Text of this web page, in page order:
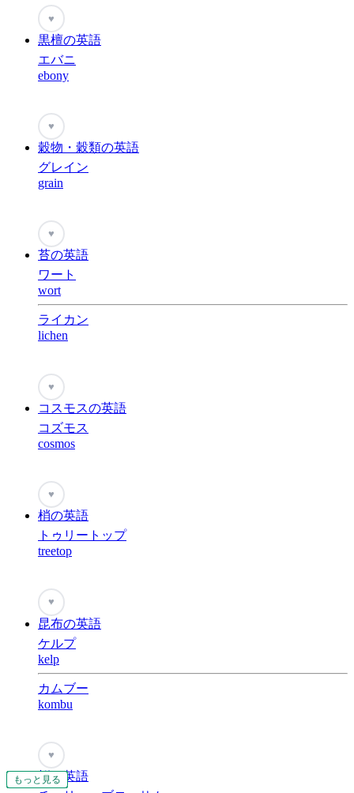
もっと見る
もっと見る
もっと見る
もっと見る
もっと見る
もっと見る
もっと見る
もっと見る
もっと見る
もっと見る
もっと見る
もっと見る
もっと見る
もっと見る
もっと見る
もっと見る
もっと見る
もっと見る
もっと見る
もっと見る
もっと見る
もっと見る
もっと見る
もっと見る
もっと見る
もっと見る
もっと見る
もっと見る
もっと見る
もっと見る
もっと見る
♥
黒檀の英語
エバニ
ebony
もっと見る
♥
穀物・穀類の英語
グレイン
grain
♥
苔の英語
ワート
wort
ライカン
lichen
もっと見る
♥
コスモスの英語
コズモス
cosmos
♥
梢の英語
トゥリートップ
treetop
もっと見る
♥
昆布の英語
ケルプ
kelp
カムブー
kombu
もっと見る
♥
桜の英語
もっと見る
もっと見る
もっと見る
もっと見る
もっと見る
もっと見る
もっと見る
もっと見る
もっと見る
もっと見る
もっと見る
もっと見る
もっと見る
もっと見る
もっと見る
もっと見る
もっと見る
もっと見る
もっと見る
もっと見る
もっと見る
もっと見る
もっと見る
もっと見る
もっと見る
もっと見る
もっと見る
もっと見る
もっと見る
もっと見る
もっと見る
もっと見る
もっと見る
もっと見る
もっと見る
もっと見る
もっと見る
もっと見る
もっと見る
もっと見る
もっと見る
もっと見る
もっと見る
もっと見る
もっと見る
もっと見る
もっと見る
もっと見る
もっと見る
もっと見る
もっと見る
もっと見る
もっと見る